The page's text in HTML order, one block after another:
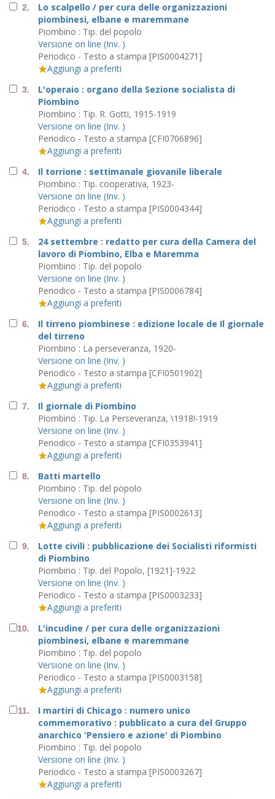
2.
Lo scalpello / per cura delle organizzazioni
piombinesi, elbane e maremmane
Piombino : Tip. del popolo
Versione on line (Inv. )
Periodico - Testo a stampa [PIS0004271]
Aggiungi a preferiti
3.
L'operaio : organo della Sezione socialista di
Piombino
Piombino : Tip. R. Gotti, 1915-1919
Versione on line (Inv. )
Periodico - Testo a stampa [CFI0706896]
Aggiungi a preferiti
4.
Il torrione : settimanale giovanile liberale
Piombino : Tip. cooperativa, 1923-
Versione on line (Inv. )
Periodico - Testo a stampa [PIS0004344]
Aggiungi a preferiti
5.
24 settembre : redatto per cura della Camera del
lavoro di Piombino, Elba e Maremma
Piombino : Tip. del popolo
Versione on line (Inv. )
Periodico - Testo a stampa [PIS0006784]
Aggiungi a preferiti
6.
Il tirreno piombinese : edizione locale de Il giornale
del tirreno
Piombino : La perseveranza, 1920-
Versione on line (Inv. )
Periodico - Testo a stampa [CFI0501902]
Aggiungi a preferiti
7.
Il giornale di Piombino
Piombino : Tip. La Perseveranza, \1918!-1919
Versione on line (Inv. )
Periodico - Testo a stampa [CFI0353941]
Aggiungi a preferiti
8.
Batti martello
Piombino : Tip. del popolo
Versione on line (Inv. )
Periodico - Testo a stampa [PIS0002613]
Aggiungi a preferiti
9.
Lotte civili : pubblicazione dei Socialisti riformisti
di Piombino
Piombino : Tip. del Popolo, [1921]-1922
Versione on line (Inv. )
Periodico - Testo a stampa [PIS0003233]
Aggiungi a preferiti
10.
L'incudine / per cura delle organizzazioni
piombinesi, elbane e maremmane
Piombino : Tip. del popolo
Versione on line (Inv. )
Periodico - Testo a stampa [PIS0003158]
Aggiungi a preferiti
11.
I martiri di Chicago : numero unico
commemorativo : pubblicato a cura del Gruppo
anarchico 'Pensiero e azione' di Piombino
Piombino : Tip. del popolo
Versione on line (Inv. )
Periodico - Testo a stampa [PIS0003267]
Aggiungi a preferiti